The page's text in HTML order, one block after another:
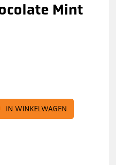
Mint
IN WINKELWAGEN